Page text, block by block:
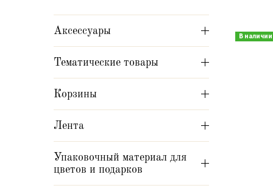
Аксессуары
Тематические товары
Корзины
Лента
Упаковочный материал для
цветов и подарков
В наличии